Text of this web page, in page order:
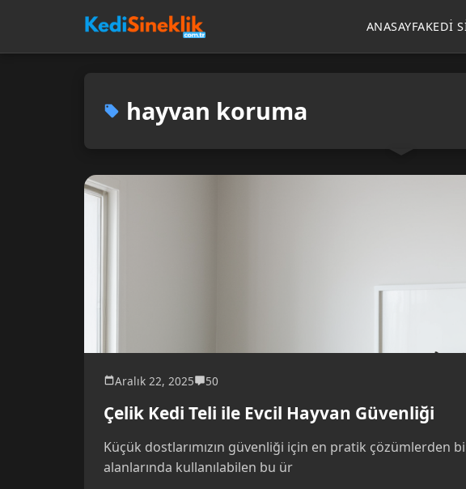
ANASAYFAKEDI
hayvan koruma
Aralık 22, 2025 50
Çelik Kedi Teli ile Evcil Hayvan Güvenliği
Küçük dostlarımızın güvenliği için en pratik çözümlerden
alanlarında kullanılabilen bu ür